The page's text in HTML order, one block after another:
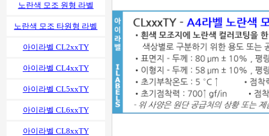
노란색 모조 원형 라벨
노란색 모조 타원형 라벨
아이라벨 CL2xxTY
아이라벨 CL4xxTY
아이라벨 CL5xxTY
아이라벨 CL6xxTY
아이라벨 CL8xxTY